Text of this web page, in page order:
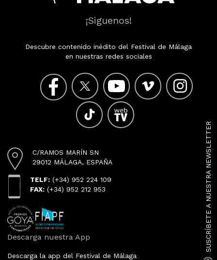
SUSCRÍBETE A NUESTRA NEWSLETTER
¡Siguenos!
Descubre contenido inédito del Festival de Málaga
en nuestras redes sociales
C/RAMOS MARÍN SN
29012 MÁLAGA, ESPAÑA
TELF: (+34) 952 224 109
FAX: (+34) 952 212 953
Descarga nuestra App
Descarga la app del Festival de Málaga